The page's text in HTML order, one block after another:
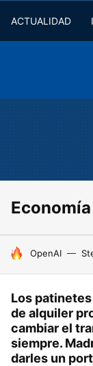
ACTUALIDAD
HOY SE
OpenAI
Los
de alquiler
cambiar el
siempre.
darles un